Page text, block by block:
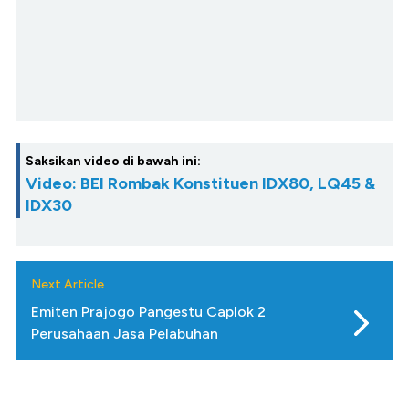
Saksikan video di bawah ini:
Video: BEI Rombak Konstituen IDX80, LQ45 &
IDX30
Next Article
Emiten Prajogo Pangestu Caplok 2
Perusahaan Jasa Pelabuhan